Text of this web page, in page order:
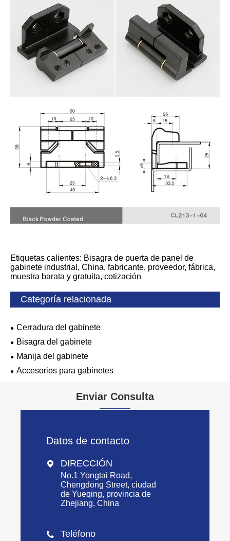
Etiquetas calientes: Bisagra de puerta de panel de
gabinete industrial, China, fabricante, proveedor, fábrica,
muestra barata y gratuita, cotización
Categoría relacionada
Cerradura del gabinete
Bisagra del gabinete
Manija del gabinete
Accesorios para gabinetes
Enviar Consulta
Datos de contacto
 DIRECCIÓN
No.1 Yongtai Road,
Chengdong Street, ciudad
de Yueqing, provincia de
Zhejiang, China
 Teléfono